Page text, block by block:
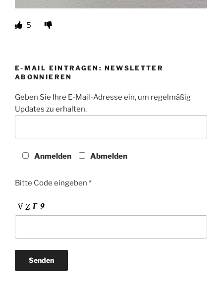
5
E-MAIL EINTRAGEN: NEWSLETTER
ABONNIEREN
Geben Sie Ihre E-Mail-Adresse ein, um regelmäßig
Updates zu erhalten.
Anmelden Abmelden
Bitte Code eingeben *